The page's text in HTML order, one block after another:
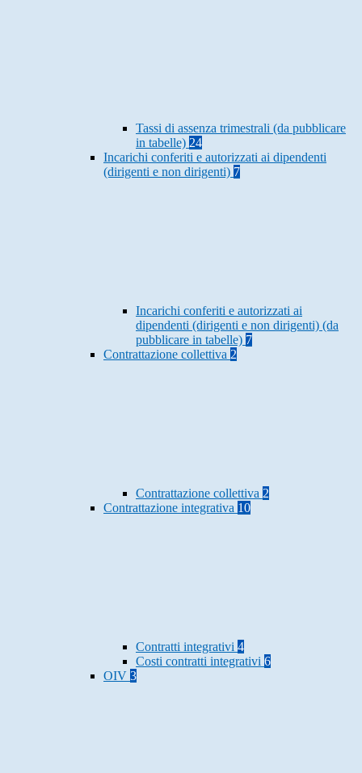
Tassi di assenza trimestrali (da pubblicare
in tabelle) 24
Incarichi conferiti e autorizzati ai dipendenti
(dirigenti e non dirigenti) 7
Incarichi conferiti e autorizzati ai
dipendenti (dirigenti e non dirigenti) (da
pubblicare in tabelle) 7
Contrattazione collettiva 2
Contrattazione collettiva 2
Contrattazione integrativa 10
Contratti integrativi 4
Costi contratti integrativi 6
OIV 3